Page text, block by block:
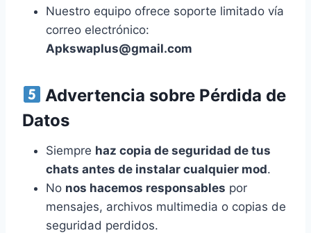
Nuestro equipo ofrece soporte limitado vía
correo electrónico:
Apkswaplus@gmail.com
Advertencia sobre Pérdida de
Datos
Siempre haz copia de seguridad de tus
chats antes de instalar cualquier mod.
No nos hacemos responsables por
mensajes, archivos multimedia o copias de
seguridad perdidos.